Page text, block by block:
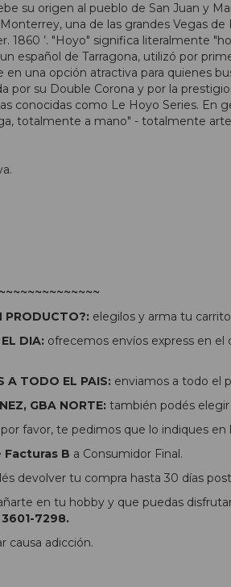
su origen al pueblo de San Juan y
una de las grandes Vegas
1860 ’. "Hoyo" significa literalmente
español de Tarragona, utilizó por
una opción atractiva para quienes
por su Double Corona y por la
conocidas como Le Hoyo Series. En
totalmente a mano" - totalmente
PRODUCTO?: elegilos y arma tu
DIA: ofrecemos envíos express en el
A TODO EL PAIS: enviamos a todo el
GBA NORTE: también podés
por favor, te pedimos que lo indiques
Facturas B a Consumidor Final.
devolver tu compra hasta 30 días
en tu hobby y que puedas
7298.
causa adicción.